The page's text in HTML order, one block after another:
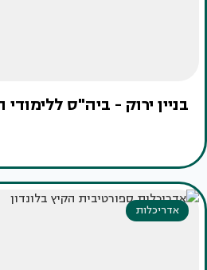
בניין ירוק - ביה"ס
אדריכלות